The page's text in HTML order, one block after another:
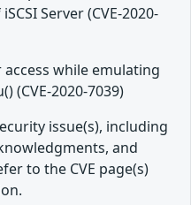
Server (CVE-2020-
while emulating
(CVE-2020-7039)
issue(s), including
and
to the CVE page(s)